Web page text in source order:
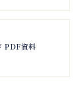
PDF資料